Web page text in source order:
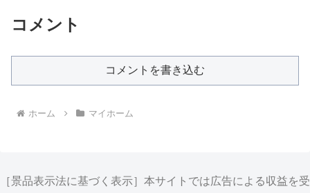
コメント
コメントを書き込む
ホーム マイホーム
［景品表示法に基づく表示］本サイトでは広告による収益を受